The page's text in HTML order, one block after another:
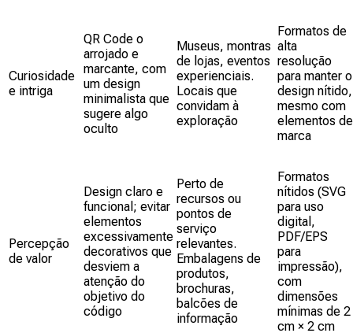
Curiosidade
e intriga
QR Code o
arrojado e
marcante, com
um design
minimalista que
sugere algo
oculto
Museus, montras
de lojas, eventos
experienciais.
Locais que
convidam à
exploração
Formatos de
alta
resolução
para manter o
design nítido,
mesmo com
elementos de
marca
Percepção
de valor
Design claro e
funcional; evitar
elementos
excessivamente
decorativos que
desviem a
atenção do
objetivo do
código
Perto de
recursos ou
pontos de
serviço
relevantes.
Embalagens de
produtos,
brochuras,
balcões de
informação
Formatos
nítidos (SVG
para uso
digital,
PDF/EPS
para
impressão),
com
dimensões
mínimas de 2
cm × 2 cm